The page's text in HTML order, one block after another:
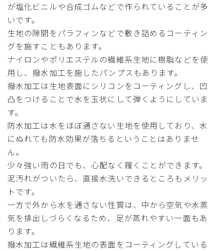
が塩化ビニルや合成ゴムなどで作られていることが多
いです。
生地の隙間をパラフィンなどで敷き詰めるコーティン
グを施すこともあります。
ナイロンやポリエステルの繊維系生地に樹脂などを使
用し、撥水加工を施したパンプスもあります。
撥水加工は生地表面にシリコンをコーティングし、凹
凸をつけることで水を玉状にして弾くようにしていま
す。
防水加工は水をほぼ通さない生地を使用しており、水
にぬれても防水効果が落ちるということはありませ
ん。
少々強い雨の日でも、心配なく履くことができます。
泥汚れがついたら、直接水洗いできるところもメリッ
トです。
一方で外から水を通さない性質は、中から空気や水蒸
気を排出しづらくなるため、足が蒸れやすい一面もあ
ります。
撥水加工は繊維系生地の表面をコーティングしている